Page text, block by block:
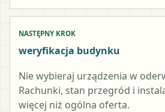
NASTĘPNY KROK
weryfikacja budynku
Nie wybieraj urządzenia w
Rachunki, stan przegród i
więcej niż ogólna oferta.